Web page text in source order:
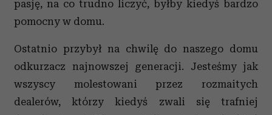
pasję, na co trudno liczyć, byłby kiedyś bardzo
pomocny w domu.
Ostatnio przybył na chwilę do naszego domu
odkurzacz najnowszej generacji. Jesteśmy jak
wszyscy molestowani przez rozmaitych
dealerów, którzy kiedyś zwali się trafniej